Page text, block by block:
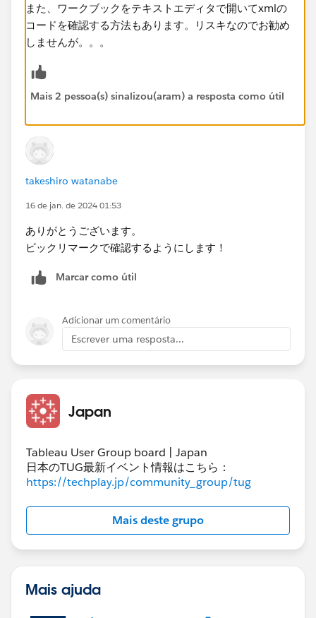
また、ワークブックをテキストエディタで開いてxmlの
コードを確認する方法もあります。リスキなのでお勧め
しませんが。。。
Mais 2 pessoa(s) sinalizou(aram) a resposta como útil
takeshiro watanabe
16 de jan. de 2024 01:53
ありがとうございます。
ビックリマークで確認するようにします！​
Marcar como útil
Adicionar um comentário
Escrever uma resposta...
Japan
Tableau User Group board | Japan
日本のTUG最新イベント情報はこちら：
https://techplay.jp/community_group/tug
Mais deste grupo
Mais ajuda